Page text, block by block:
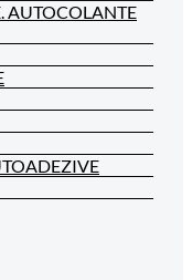
AUTOCOLANTE